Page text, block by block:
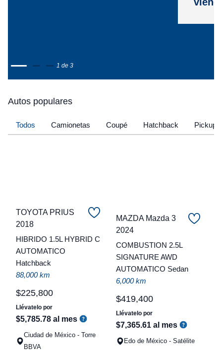
1 de 3
Autos populares
Todos Camionetas Coupé Hatchback Pickup
TOYOTA PRIUS
2018
HIBRIDO 1.5L HYBRID C
AUTOMATICO
Hatchback
88,000 km
$225,800
Llévatelo por
$5,785.78 al mes
Ciudad de México - Torre
BBVA
MAZDA Mazda 3
2024
COMBUSTION 2.5L
SIGNATURE AWD
AUTOMATICO Sedan
6,000 km
$419,400
Llévatelo por
$7,365.61 al mes
Edo de México - Satélite